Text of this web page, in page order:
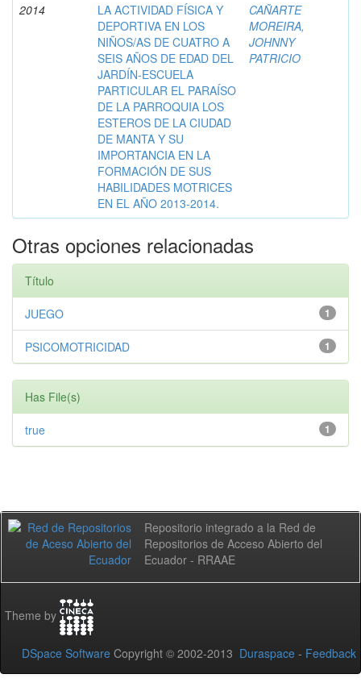
2014
LA ACTIVIDAD FÍSICA Y
DEPORTIVA EN LOS
NIÑOS/AS DE CUATRO A
SEIS AÑOS DE EDAD DEL
JARDÍN-ESCUELA
PARTICULAR EL PARAÍSO
DE LA PARROQUIA LOS
ESTEROS DE LA CIUDAD
DE MANTA Y SU
IMPORTANCIA EN LA
FORMACIÓN DE SUS
HABILIDADES MOTRICES
EN EL AÑO 2013-2014.
CAÑARTE
MOREIRA,
JOHNNY
PATRICIO
Otras opciones relacionadas
Título
1
JUEGO
1
PSICOMOTRICIDAD
Has File(s)
1
true
Repositorio integrado a la Red de
Repositorios de Acceso Abierto del
Ecuador - RRAAE
Theme by
DSpace Software Copyright © 2002-2013 Duraspace - Feedback